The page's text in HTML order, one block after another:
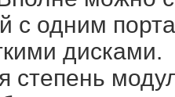
с одним
дисками.
степень